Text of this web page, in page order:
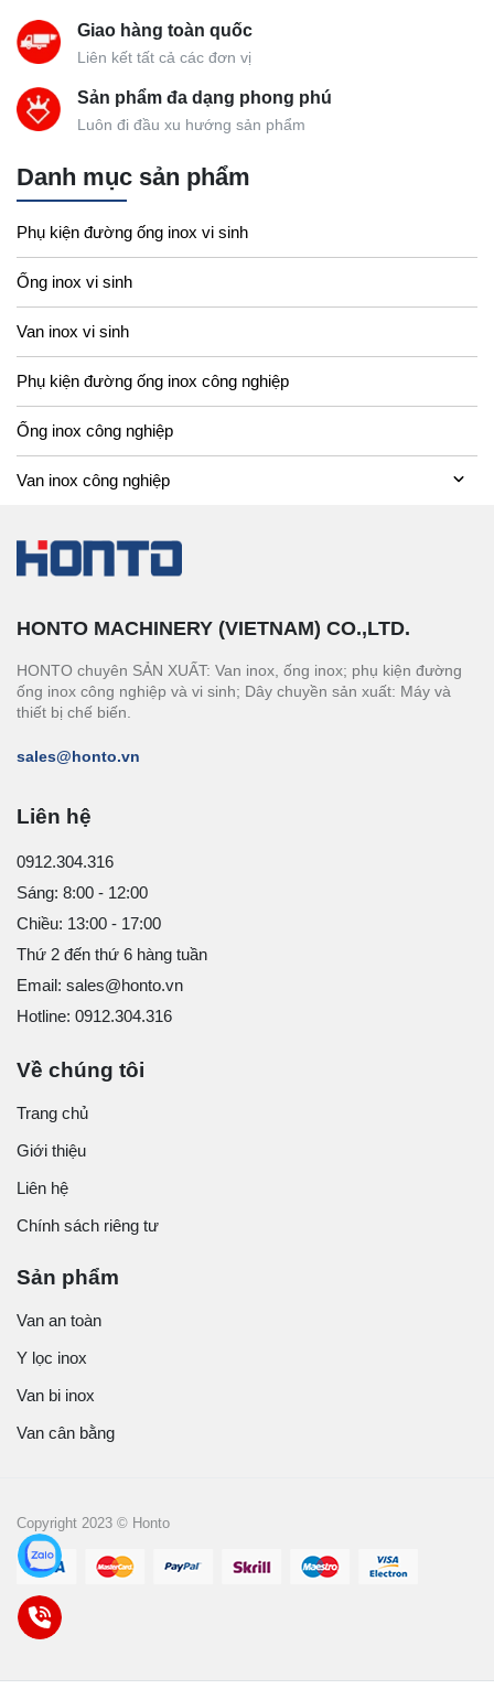
Giao hàng toàn quốc
Liên kết tất cả các đơn vị
Sản phẩm đa dạng phong phú
Luôn đi đầu xu hướng sản phẩm
Danh mục sản phẩm
Phụ kiện đường ống inox vi sinh
Ống inox vi sinh
Van inox vi sinh
Phụ kiện đường ống inox công nghiệp
Ống inox công nghiệp
Van inox công nghiệp
HONTO MACHINERY (VIETNAM) CO.,LTD.
HONTO chuyên SẢN XUẤT: Van inox, ống inox; phụ kiện đường
ống inox công nghiệp và vi sinh; Dây chuyền sản xuất: Máy và
thiết bị chế biến.
sales@honto.vn
Liên hệ
0912.304.316
Sáng: 8:00 - 12:00
Chiều: 13:00 - 17:00
Thứ 2 đến thứ 6 hàng tuần
Email: sales@honto.vn
Hotline: 0912.304.316
Về chúng tôi
Trang chủ
Giới thiệu
Liên hệ
Chính sách riêng tư
Sản phẩm
Van an toàn
Y lọc inox
Van bi inox
Van cân bằng
Copyright 2023 © Honto